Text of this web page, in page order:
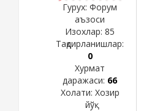
Гурух: Форум
аъзоси
Изохлар: 85
Тақдирланишлар:
0
Хурмат
даражаси: 66
Холати: Хозир
йўқ